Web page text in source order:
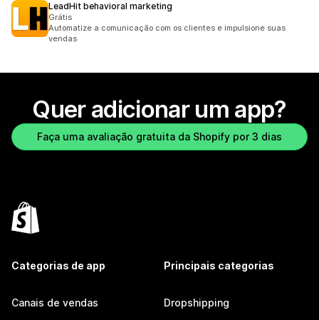
LeadHit behavioral marketing
Grátis
Automatize a comunicação com os clientes e impulsione suas
vendas
Quer adicionar um app?
Faça uma avaliação gratuita da Shopify por 3 dias
Categorias de app
Canais de vendas
Principais categorias
Dropshipping